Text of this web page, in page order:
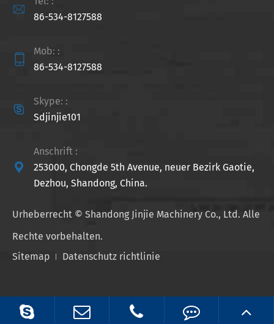

86-534-8127588

Mob: :
86-534-8127588

Skype: :
Sdjinjie101

Anschrift :
253000, Chongde 5th Avenue, neuer Bezirk Gaotie,
Dezhou, Shandong, China.
Urheberrecht © Shandong Jinjie Machinery Co., Ltd. Alle
Rechte vorbehalten.
Sitemap
Datenschutz richtlinie